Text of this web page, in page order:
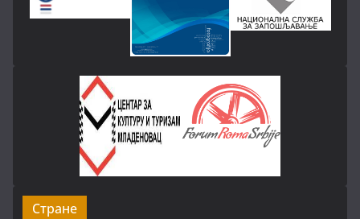
Стране